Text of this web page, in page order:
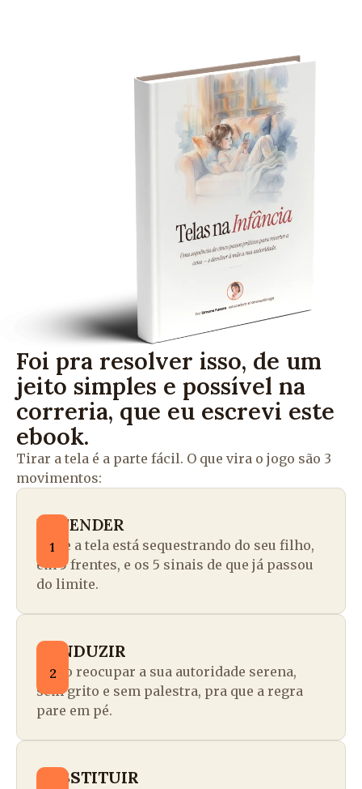
Foi pra resolver isso, de um
jeito simples e possível na
correria, que eu escrevi este
ebook.
Tirar a tela é a parte fácil. O que vira o jogo são 3
movimentos:
ENTENDER
o que a tela está sequestrando do seu filho,
em 5 frentes, e os 5 sinais de que já passou
do limite.
1
CONDUZIR
como reocupar a sua autoridade serena,
sem grito e sem palestra, pra que a regra
pare em pé.
2
SUBSTITUIR